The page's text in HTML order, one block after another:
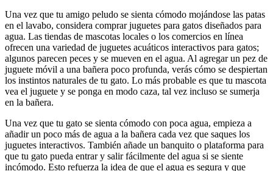
Una vez que tu amigo peludo se sienta cómodo mojándose las patas
en el lavabo, considera comprar juguetes para gatos diseñados para
agua. Las tiendas de mascotas locales o los comercios en línea
ofrecen una variedad de juguetes acuáticos interactivos para gatos;
algunos parecen peces y se mueven en el agua. Al agregar un pez de
juguete móvil a una bañera poco profunda, verás cómo se despiertan
los instintos naturales de tu gato. Lo más probable es que tu mascota
vea el juguete y se ponga en modo caza, tal vez incluso se sumerja
en la bañera.
Una vez que tu gato se sienta cómodo con poca agua, empieza a
añadir un poco más de agua a la bañera cada vez que saques los
juguetes interactivos. También añade un banquito o plataforma para
que tu gato pueda entrar y salir fácilmente del agua si se siente
incómodo. Esto refuerza la idea de que el agua es segura y que